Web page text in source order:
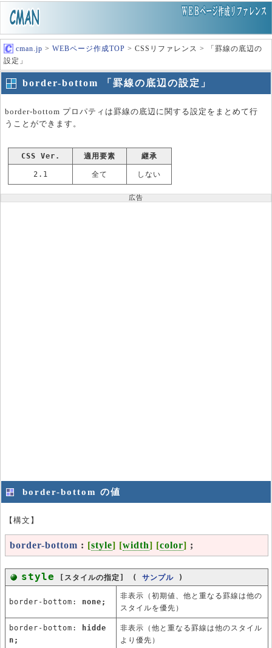
cman.jp > WEBページ作成TOP > CSSリファレンス > 「罫線の底辺の
設定」
border-bottom 「罫線の底辺の設定」
border-bottom プロパティは罫線の底辺に関する設定をまとめて行
うことができます。
CSS Ver. 適用要素 継承
2.1 全て しない
広告
border-bottom の値
【構文】
border-bottom : [style] [width] [color] ;
style [スタイルの指定] ( サンプル )
border-bottom: none;
非表示（初期値、他と重なる罫線は他の
スタイルを優先）
border-bottom:
hidde
n;
非表示（他と重なる罫線は他のスタイル
より優先）